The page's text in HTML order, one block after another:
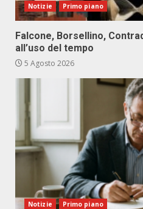
Notizie Primo piano
Falcone, Borsellino,
all’uso del tempo
5 Agosto 2026
Notizie Primo piano